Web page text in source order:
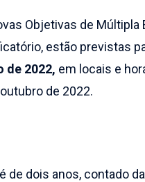
Objetivas de Múltipla
estão previstas
de 2022, em locais e
de 2022.
de dois anos, contado